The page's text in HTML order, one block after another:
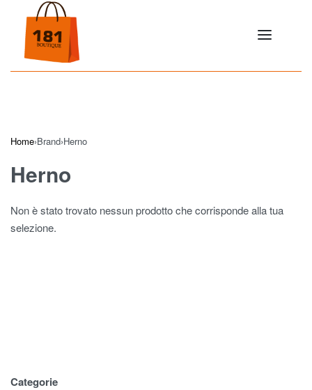
Home›Brand›Herno
Herno
Non è stato trovato nessun prodotto che corrisponde alla tua
selezione.
Categorie